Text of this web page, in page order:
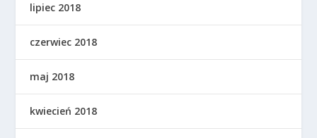
lipiec 2018
czerwiec 2018
maj 2018
kwiecień 2018